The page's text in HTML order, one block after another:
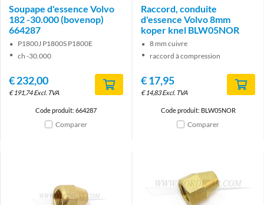
Soupape d'essence Volvo
182 -30.000 (bovenop)
664287
P1800J P1800S P1800E
ch -30.000
€232,00
€191,74 Excl. TVA
Code produit: 664287
Comparer
Raccord, conduite
d'essence Volvo 8mm
koper knel BLW05NOR
8 mm cuivre
raccord à compression
€17,95
€14,83 Excl. TVA
Code produit: BLW05NOR
Comparer